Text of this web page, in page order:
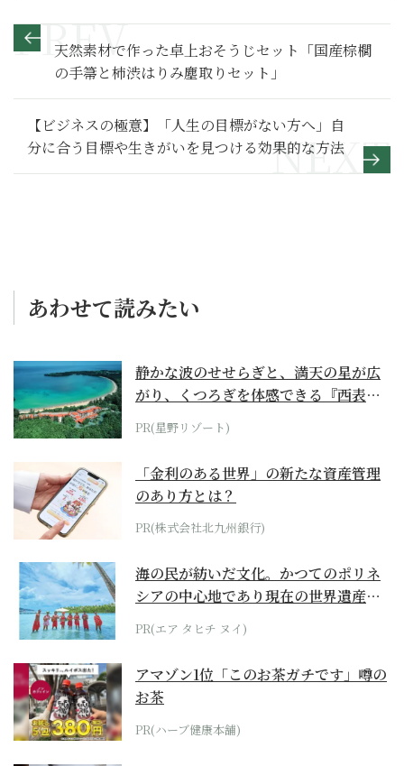
天然素材で作った卓上おそうじセット「国産棕櫚
の手箒と柿渋はりみ塵取りセット」
【ビジネスの極意】「人生の目標がない方へ」自
分に合う目標や生きがいを見つける効果的な方法
あわせて読みたい
静かな波のせせらぎと、満天の星が広
がり、くつろぎを体感できる『西表島
ホテル by...
PR(星野リゾート)
「金利のある世界」の新たな資産管理
のあり方とは？
PR(株式会社北九州銀行)
海の民が紡いだ文化。かつてのポリネ
シアの中心地であり現在の世界遺産か
らみえてくる...
PR(エア タヒチ ヌイ)
アマゾン1位「このお茶ガチです」噂の
お茶
PR(ハーブ健康本舗)